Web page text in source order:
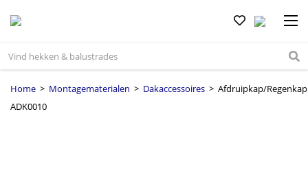
Home > Montagematerialen > Dakaccessoires > Afdruipkap/Regenkap
ADK0010